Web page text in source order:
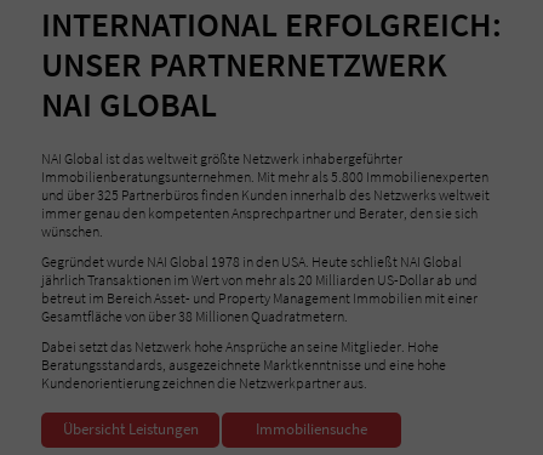
INTERNATIONAL ERFOLGREICH:
UNSER PARTNERNETZWERK
NAI GLOBAL
NAI Global ist das weltweit größte Netzwerk inhabergeführter
Immobilienberatungsunternehmen. Mit mehr als 5.800 Immobilienexperten
und über 325 Partnerbüros finden Kunden innerhalb des Netzwerks weltweit
immer genau den kompetenten Ansprechpartner und Berater, den sie sich
wünschen.
Gegründet wurde NAI Global 1978 in den USA. Heute schließt NAI Global
jährlich Transaktionen im Wert von mehr als 20 Milliarden US-Dollar ab und
betreut im Bereich Asset- und Property Management Immobilien mit einer
Gesamtfläche von über 38 Millionen Quadratmetern.
Dabei setzt das Netzwerk hohe Ansprüche an seine Mitglieder. Hohe
Beratungsstandards, ausgezeichnete Marktkenntnisse und eine hohe
Kundenorientierung zeichnen die Netzwerkpartner aus.
Übersicht Leistungen Immobiliensuche